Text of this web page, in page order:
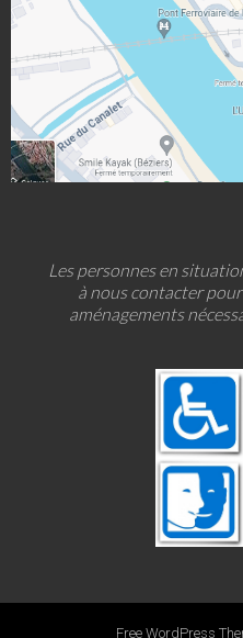
Les personnes en
à nous contacter
aménagements
Free WordPress